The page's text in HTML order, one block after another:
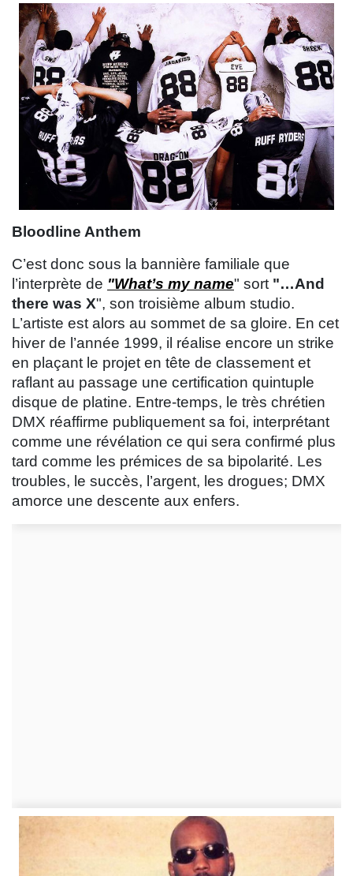
Bloodline Anthem
C’est donc sous la bannière familiale que
l’interprète de "What’s my name" sort "…And
there was X", son troisième album studio.
L’artiste est alors au sommet de sa gloire. En cet
hiver de l’année 1999, il réalise encore un strike
en plaçant le projet en tête de classement et
raflant au passage une certification quintuple
disque de platine. Entre-temps, le très chrétien
DMX réaffirme publiquement sa foi, interprétant
comme une révélation ce qui sera confirmé plus
tard comme les prémices de sa bipolarité. Les
troubles, le succès, l’argent, les drogues; DMX
amorce une descente aux enfers.